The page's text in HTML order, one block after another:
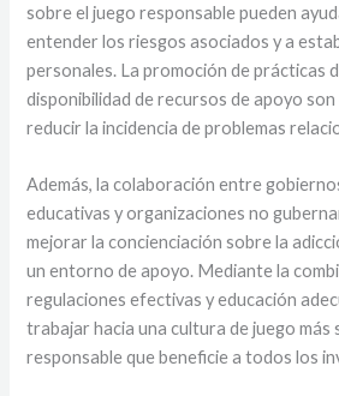
sobre el juego responsable pueden
entender los riesgos asociados y a
personales. La promoción de prácticas
disponibilidad de recursos de apoyo
reducir la incidencia de problemas
Además, la colaboración entre
educativas y organizaciones no
mejorar la concienciación sobre la
un entorno de apoyo. Mediante la
regulaciones efectivas y educación
trabajar hacia una cultura de juego más
responsable que beneficie a todos los